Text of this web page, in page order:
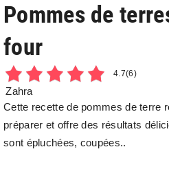
Pommes de
four
4.7(6)
Zahra
Cette recette de pommes de terre
préparer et offre des résultats
sont épluchées, coupées..